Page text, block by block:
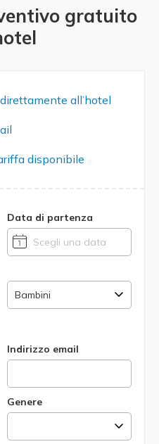
gratuito
all’hotel
disponibile
Data di partenza
Indirizzo email
Genere